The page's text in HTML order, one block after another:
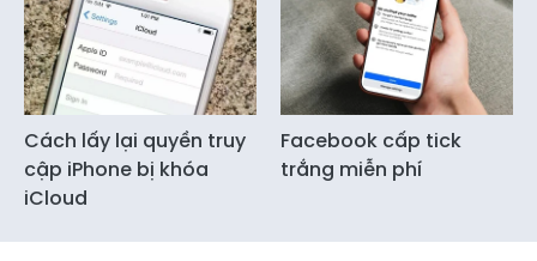
Cách lấy lại quyền truy
cập iPhone bị khóa
iCloud
Facebook cấp tick
trắng miễn phí